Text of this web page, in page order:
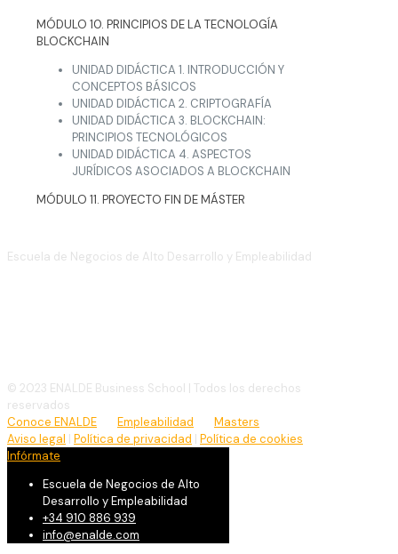
MÓDULO 10. PRINCIPIOS DE LA TECNOLOGÍA
BLOCKCHAIN
UNIDAD DIDÁCTICA 1. INTRODUCCIÓN Y
CONCEPTOS BÁSICOS
UNIDAD DIDÁCTICA 2. CRIPTOGRAFÍA
UNIDAD DIDÁCTICA 3. BLOCKCHAIN:
PRINCIPIOS TECNOLÓGICOS
UNIDAD DIDÁCTICA 4. ASPECTOS
JURÍDICOS ASOCIADOS A BLOCKCHAIN
MÓDULO 11. PROYECTO FIN DE MÁSTER
Escuela de Negocios de Alto Desarrollo y Empleabilidad
© 2023 ENALDE Business School | Todos los derechos
reservados
Conoce ENALDE
Empleabilidad
Masters
Aviso legal | Política de privacidad | Política de cookies
Infórmate
Escuela de Negocios de Alto
Desarrollo y Empleabilidad
+34 910 886 939
info@enalde.com